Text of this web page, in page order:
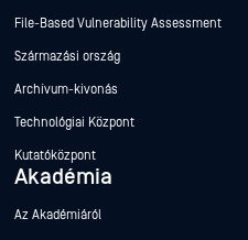
File-Based Vulnerability Assessment
Származási ország
Archívum-kivonás
Technológiai Központ
Kutatóközpont
Akadémia
Az Akadémiáról